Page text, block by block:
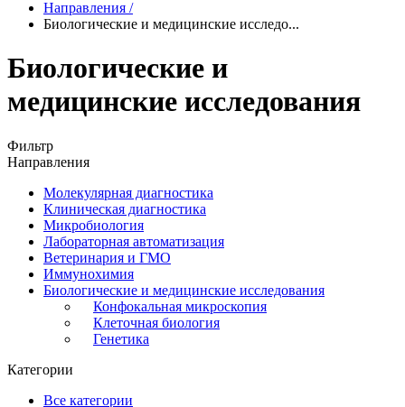
Направления /
Биологические и медицинские исследо...
Биологические и
медицинские исследования
Фильтр
Направления
Молекулярная диагностика
Клиническая диагностика
Микробиология
Лабораторная автоматизация
Ветеринария и ГМО
Иммунохимия
Биологические и медицинские исследования
Конфокальная микроскопия
Клеточная биология
Генетика
Категории
Все категории